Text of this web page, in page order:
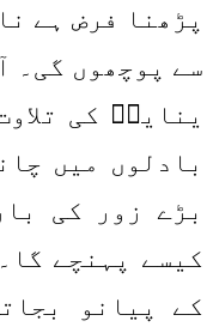
پڑھنا فرض ہے
سے پوچھوں گی۔
ینایشؔ کی
بادلوں میں
بڑے زور کی
کیسے پہنچے
کے پیانو